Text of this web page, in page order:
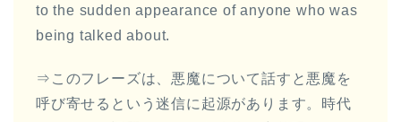
to the sudden appearance of anyone who was
being talked about.
⇒このフレーズは、悪魔について話すと悪魔を
呼び寄せるという迷信に起源があります。時代